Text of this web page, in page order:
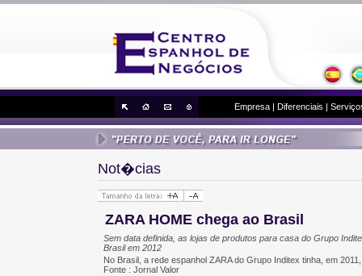
Empresa | Diferenciais |
Not�cias
ZARA HOME chega ao Brasil
Sem data definida, as lojas de produtos para casa do Grupo
Brasil em 2012
No Brasil, a rede espanhol ZARA do Grupo Inditex tinha, em
Fonte : Jornal Valor